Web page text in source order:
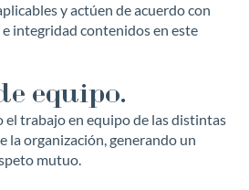
y actúen de acuerdo con
integridad contenidos en este
equipo.
trabajo en equipo de las distintas
la organización, generando un
mutuo.